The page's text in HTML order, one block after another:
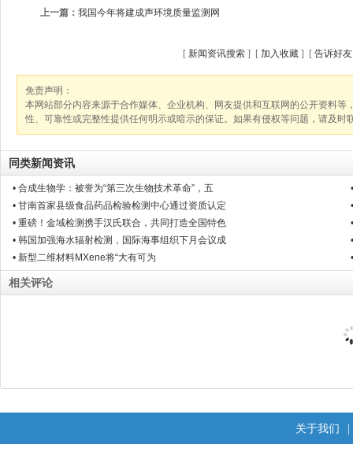
上一篇： 我国今年将建成声环境质量监测网
[ 新闻资讯搜索 ] [ 加入收藏 ] [ 告诉好友
免责声明：
本网站部分内容来源于合作媒体、企业机构、网友提供和互联网的公开资料
性、可靠性或完整性提供任何明示或暗示的保证。如果有侵权等问题，请及
同类新闻资讯
• 合成生物学：被誉为“第三次生物技术革命”，五
• 甘南首家县级食品药品检验检测中心通过资质认定
• 重磅！金域检测携手汉氏联合，共同打造全国特色
• 韩国加强海水辐射检测，国际海事组织下月会议成
• 新型二维材料MXene将“大有可为
相关评论
关于我们